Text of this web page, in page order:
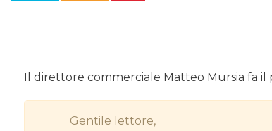
Il direttore commerciale Matteo Mursia fa
Gentile lettore,